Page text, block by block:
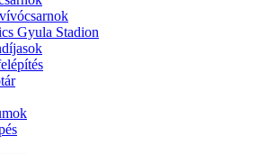
Gyula Stadion